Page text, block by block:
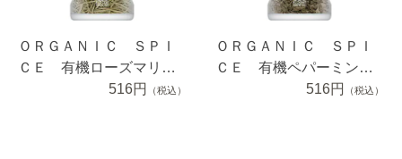
ＯＲＧＡＮＩＣ ＳＰＩ
ＣＥ 有機ローズマリ
516円 （税込）
ＯＲＧＡＮＩＣ ＳＰＩ
ＣＥ 有機ペパーミン
516円 （税込）